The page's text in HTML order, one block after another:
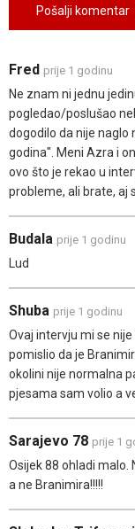
Pošalji komentar
Fred prije 1 godinu
Ne znam ni jednu
pogledao/poslušao
dogodilo da nije naglo
godina". Meni Azra i
ovo što je rekao u
probleme, ali brate, aj
Budala prije 1 godinu
Lud
Shuba prije 1 godinu
Ovaj intervju mi se
pomislio da je
okolini nije normalna
pjesama sam volio a
Sarajevo 78 prije 1
Osijek 88 ohladi malo.
a ne Branimira!!!!!